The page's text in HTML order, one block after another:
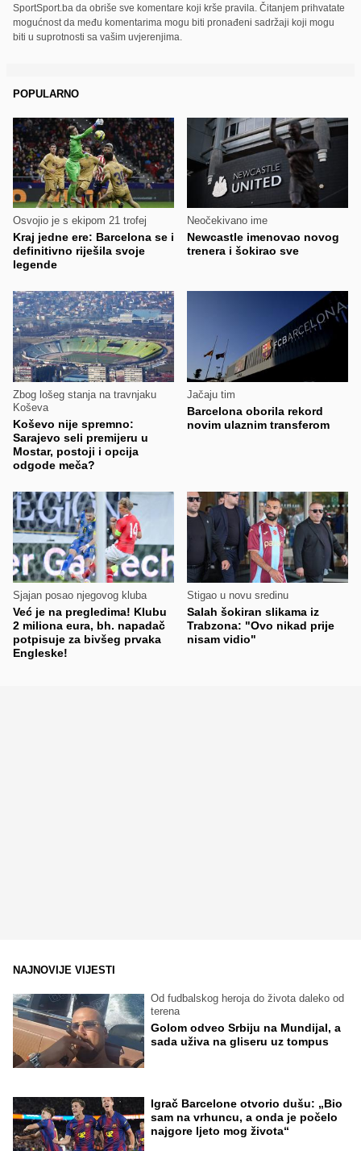
SportSport.ba da obriše sve komentare koji krše pravila. Čitanjem prihvatate
mogućnost da među komentarima mogu biti pronađeni sadržaji koji mogu
biti u suprotnosti sa vašim uvjerenjima.
POPULARNO
Osvojio je s ekipom 21 trofej
Kraj jedne ere: Barcelona se i
definitivno riješila svoje
legende
Neočekivano ime
Newcastle imenovao novog
trenera i šokirao sve
Zbog lošeg stanja na travnjaku
Koševa
Koševo nije spremno:
Sarajevo seli premijeru u
Mostar, postoji i opcija
odgode meča?
Jačaju tim
Barcelona oborila rekord
novim ulaznim transferom
Sjajan posao njegovog kluba
Već je na pregledima! Klubu
2 miliona eura, bh. napadač
potpisuje za bivšeg prvaka
Engleske!
Stigao u novu sredinu
Salah šokiran slikama iz
Trabzona: "Ovo nikad prije
nisam vidio"
NAJNOVIJE VIJESTI
Od fudbalskog heroja do života daleko od
terena
Golom odveo Srbiju na Mundijal, a
sada uživa na gliseru uz tompus
Igrač Barcelone otvorio dušu: „Bio
sam na vrhuncu, a onda je počelo
najgore ljeto mog života“